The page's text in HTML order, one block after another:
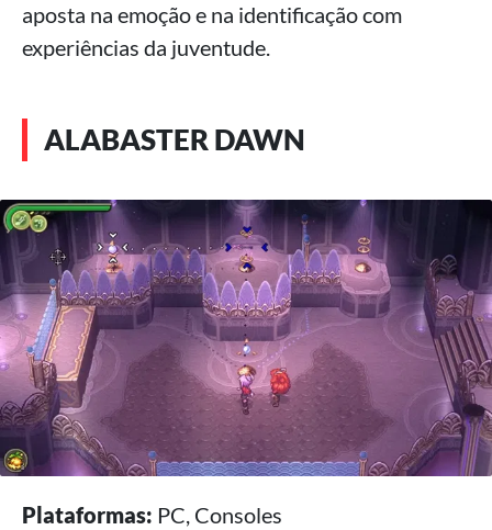
aposta na emoção e na identificação com
experiências da juventude.
ALABASTER DAWN
Plataformas: PC, Consoles